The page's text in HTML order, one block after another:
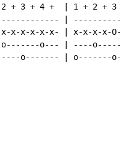
+ 3 + 4 +  | 1 + 2 + 3 +
|
x-x-x-x- | x-x-x-x-O-O-
o--- | ----o-------
o------- | o-------